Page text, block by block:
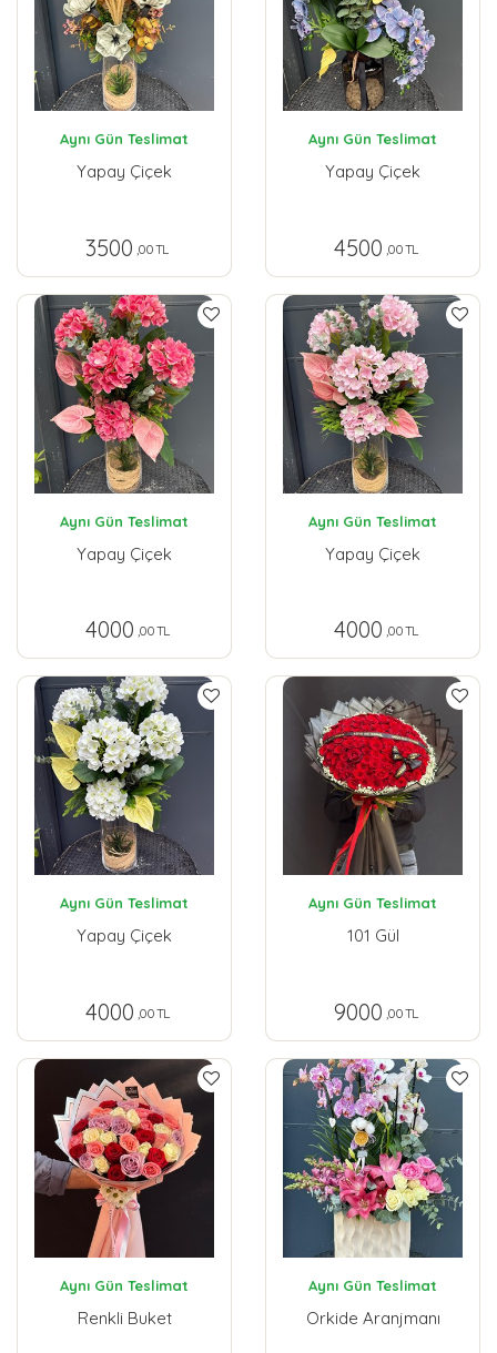
Aynı Gün Teslimat
Yapay Çiçek
3500 ,00 TL
Aynı Gün Teslimat
Yapay Çiçek
4500 ,00 TL
Aynı Gün Teslimat
Yapay Çiçek
4000 ,00 TL
Aynı Gün Teslimat
Yapay Çiçek
4000 ,00 TL
Aynı Gün Teslimat
Yapay Çiçek
4000 ,00 TL
Aynı Gün Teslimat
101 Gül
9000 ,00 TL
Aynı Gün Teslimat
Renkli Buket
Aynı Gün Teslimat
Orkide Aranjmanı